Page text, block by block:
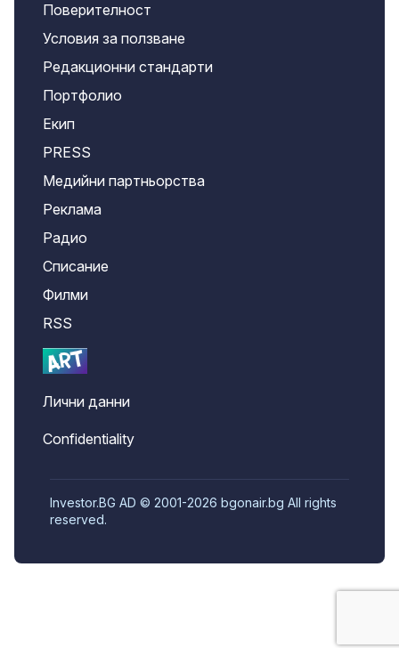
Поверителност
Условия за ползване
Редакционни стандарти
Портфолио
Екип
PRESS
Медийни партньорства
Реклама
Радио
Списание
Филми
RSS
Лични данни
Confidentiality
Investor.BG AD © 2001-2026 bgonair.bg All rights
reserved.